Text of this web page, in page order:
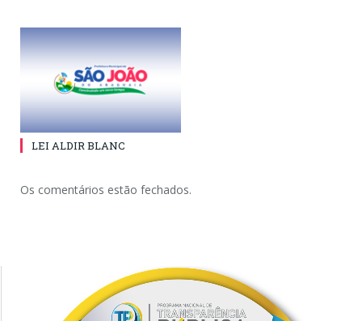
LEI ALDIR BLANC
Os comentários estão fechados.